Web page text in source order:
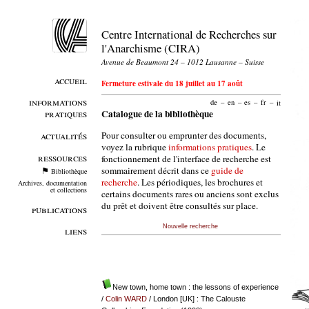
accueil
informations
pratiques
actualités
ressources
Bibliothèque
Archives, documentation
et collections
publications
liens
Centre International de Recherches sur
l'Anarchisme (CIRA)
Avenue de Beaumont 24 – 1012 Lausanne – Suisse
Fermeture estivale du 18 juillet au 17 août
de – en – es – fr – it
Catalogue de la bibliothèque
Pour consulter ou emprunter des documents,
voyez la rubriqueinformations pratiques. Le
fonctionnement de l'interface de recherche est
sommairement décrit dans ce guide de
recherche. Les périodiques, les brochures et
certains documents rares ou anciens sont exclus
du prêt et doivent être consultés sur place.
Nouvelle recherche
New town, home town : the lessons of experience
/ Colin WARD/ London [UK] : The Calouste